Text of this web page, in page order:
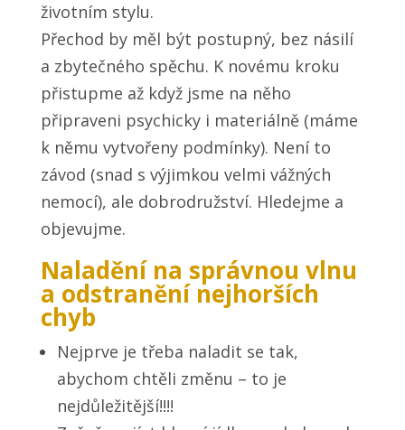
životním stylu.
Přechod by měl být postupný, bez násilí
a zbytečného spěchu. K novému kroku
přistupme až když jsme na něho
připraveni psychicky i materiálně (máme
k němu vytvořeny podmínky). Není to
závod (snad s výjimkou velmi vážných
nemocí), ale dobrodružství. Hledejme a
objevujme.
Naladění na správnou vlnu
a odstranění nejhorších
chyb
Nejprve je třeba naladit se tak,
abychom chtěli změnu – to je
nejdůležitější!!!!